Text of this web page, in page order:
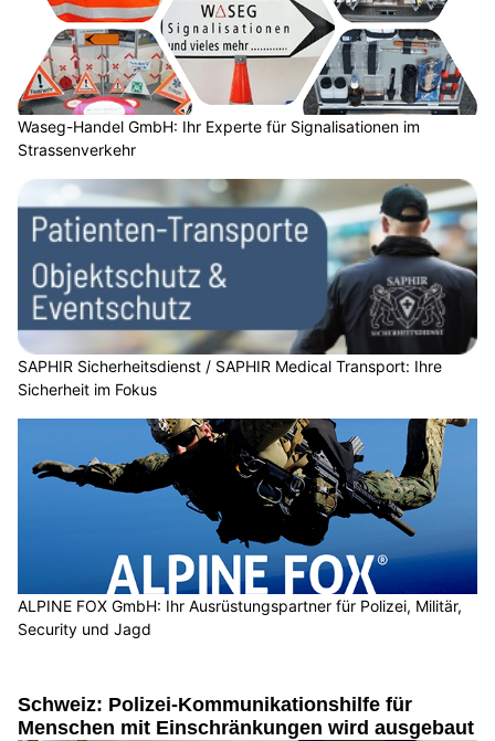
Waseg-Handel GmbH: Ihr Experte für Signalisationen im
Strassenverkehr
SAPHIR Sicherheitsdienst / SAPHIR Medical Transport: Ihre
Sicherheit im Fokus
ALPINE FOX GmbH: Ihr Ausrüstungspartner für Polizei, Militär,
Security und Jagd
Schweiz: Polizei-Kommunikationshilfe für
Menschen mit Einschränkungen wird ausgebaut